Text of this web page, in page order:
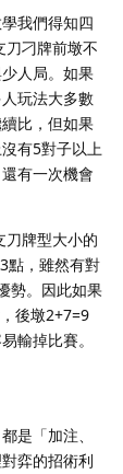
我們得知四
刀刁牌前墩不
人局。如果
玩法大多數
比，但如果
有5對子以上
有一次機會
刀牌型大小的
點，雖然有對
勢。因此如果
後墩2+7=9
輸掉比賽。
是「加注、
弈的招術利